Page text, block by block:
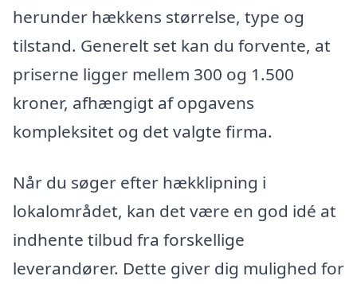
herunder hækkens størrelse, type og
tilstand. Generelt set kan du forvente, at
priserne ligger mellem 300 og 1.500
kroner, afhængigt af opgavens
kompleksitet og det valgte firma.
Når du søger efter hækklipning i
lokalområdet, kan det være en god idé at
indhente tilbud fra forskellige
leverandører. Dette giver dig mulighed for